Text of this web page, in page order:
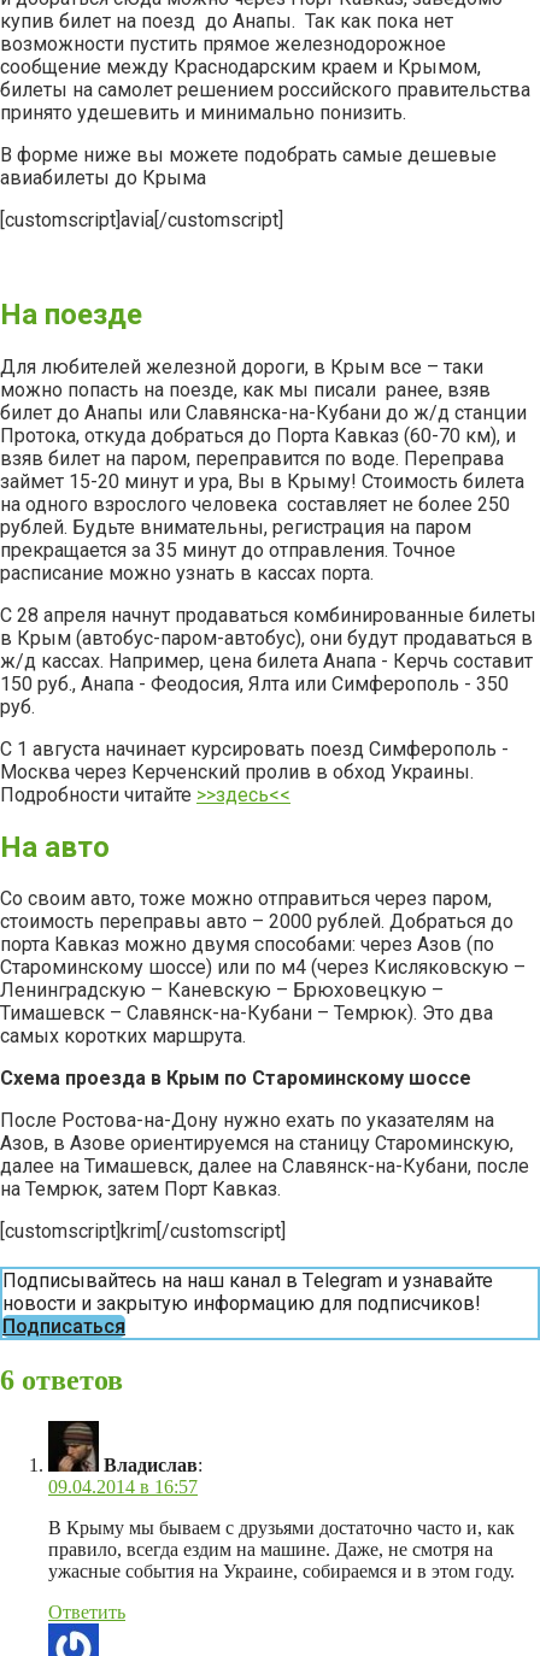
купив билет на поезд до Анапы. Так как пока нет
возможности пустить прямое железнодорожное
сообщение между Краснодарским краем и Крымом,
билеты на самолет решением российского правительства
принято удешевить и минимально понизить.
В форме ниже вы можете подобрать самые дешевые
авиабилеты до Крыма
[customscript]avia[/customscript]
На поезде
Для любителей железной дороги, в Крым все – таки
можно попасть на поезде, как мы писали ранее, взяв
билет до Анапы или Славянска-на-Кубани до ж/д станции
Протока, откуда добраться до Порта Кавказ (60-70 км), и
взяв билет на паром, переправится по воде. Переправа
займет 15-20 минут и ура, Вы в Крыму! Стоимость билета
на одного взрослого человека составляет не более 250
рублей. Будьте внимательны, регистрация на паром
прекращается за 35 минут до отправления. Точное
расписание можно узнать в кассах порта.
С 28 апреля начнут продаваться комбинированные билеты
в Крым (автобус-паром-автобус), они будут продаваться в
ж/д кассах. Например, цена билета Анапа - Керчь составит
150 руб., Анапа - Феодосия, Ялта или Симферополь - 350
руб.
С 1 августа начинает курсировать поезд Симферополь -
Москва через Керченский пролив в обход Украины.
Подробности читайте >>здесь<<
На авто
Со своим авто, тоже можно отправиться через паром,
стоимость переправы авто – 2000 рублей. Добраться до
порта Кавказ можно двумя способами: через Азов (по
Староминскому шоссе) или по м4 (через Кисляковскую –
Ленинградскую – Каневскую – Брюховецкую –
Тимашевск – Славянск-на-Кубани – Темрюк). Это два
самых коротких маршрута.
Схема проезда в Крым по Староминскому шоссе
После Ростова-на-Дону нужно ехать по указателям на
Азов, в Азове ориентируемся на станицу Староминскую,
далее на Тимашевск, далее на Славянск-на-Кубани, после
на Темрюк, затем Порт Кавказ.
[customscript]krim[/customscript]
Подписывайтесь на наш канал в Тelegram и узнавайте
новости и закрытую информацию для подписчиков!
Подписаться
6 ответов
Владислав:
09.04.2014 в 16:57
В Крыму мы бываем с друзьями достаточно часто и, как
правило, всегда ездим на машине. Даже, не смотря на
ужасные события на Украине, собираемся и в этом году.
Ответить